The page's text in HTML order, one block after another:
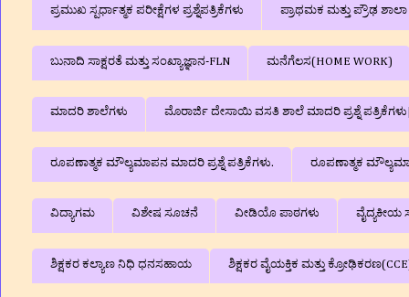
ಪ್ರಮುಖ ಸ್ಪರ್ಧಾತ್ಮಕ ಪರೀಕ್ಷೆಗಳ ಪ್ರಶ್ನೆಪತ್ರಿಕೆಗಳು ಪ್ರಾಥಮಕ ಮತ್ತು ಪ್ರೌಢ ಶಾಲಾ
ಬುನಾದಿ ಸಾಕ್ಷರತೆ ಮತ್ತು ಸಂಖ್ಯಾಜ್ಞಾನ-FLN ಮನೆಗೆಲಸ(HOME WORK)
ಮಾದರಿ ಶಾಲೆಗಳು ಮೊರಾರ್ಜಿ ದೇಸಾಯಿ ವಸತಿ ಶಾಲೆ ಮಾದರಿ ಪ್ರಶ್ನೆ
ರೂಪಣಾತ್ಮಕ ಮೌಲ್ಯಮಾಪನ ಮಾದರಿ ಪ್ರಶ್ನೆ ಪತ್ರಿಕೆಗಳು. ರೂಪಣಾತ್ಮಕ
ವಿದ್ಯಾಗಮ ವಿಶೇಷ ಸೂಚನೆ ವೀಡಿಯೊ ಪಾಠಗಳು ವೈದ್ಯಕೀಯ
ಶಿಕ್ಷಕರ ಕಲ್ಯಾಣ ನಿಧಿ ಧನಸಹಾಯ ಶಿಕ್ಷಕರ ವೈಯಕ್ತಿಕ ಮತ್ತು